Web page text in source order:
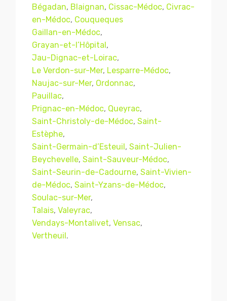
Bégadan, Blaignan, Cissac-Médoc, Civrac-
en-Médoc, Couqueques
Gaillan-en-Médoc,
Grayan-et-l’Hôpital,
Jau-Dignac-et-Loirac,
Le Verdon-sur-Mer, Lesparre-Médoc,
Naujac-sur-Mer, Ordonnac,
Pauillac,
Prignac-en-Médoc, Queyrac,
Saint-Christoly-de-Médoc, Saint-
Estèphe,
Saint-Germain-d’Esteuil, Saint-Julien-
Beychevelle, Saint-Sauveur-Médoc,
Saint-Seurin-de-Cadourne, Saint-Vivien-
de-Médoc, Saint-Yzans-de-Médoc,
Soulac-sur-Mer,
Talais, Valeyrac,
Vendays-Montalivet, Vensac,
Vertheuil.
Mentions légales